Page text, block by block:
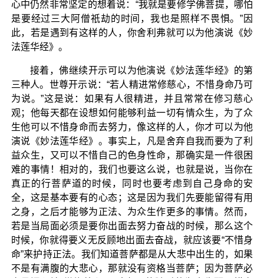
心中仍然非常坚定的想着说：“我就是要修学佛菩提，哪怕
是要经过三大阿僧祇劫的时间，我也是照样不畏惧。”因
此，若是遇到有这样的人，你舍利弗就可以为他演说《妙
法莲华经》。
接着，佛继续开示可以为他演说《妙法莲华经》的第
三种人。世尊开示说：“若人精进常修慈心，不惜身命乃可
为说。”这是说：如果有人很精进，并且常常在修习慈心
观；他每天都在设想如何能够利益一切有情众生，为了众
生他可以不惜身命而去努力，像这样的人，你才可以为他
演说《妙法莲华经》。事实上，凡是舍弃自我而要为了利
益众生，又可以不惜自己的色身性命，那确实是一件很困
难的事情！相对的，我们也要这么说，也就是说，当你在
真正的行菩萨道的时候，同时也要考虑到自己身命的安
全，这是基本要有的心态；这是因为我们先要能留得有用
之身，之后才能够为正法、为众生作更多的事情。然而，
若是当局面必须是要你出面去努力奋战的时候，那么这个
时候，你就得要义无反顾地出面去奋战，就应该要“不惜身
命”来护持正法。我们知道菩萨都是从大悲中出生的，如果
不是有满腹的大悲心，那就没有资格当菩萨；因为菩萨必